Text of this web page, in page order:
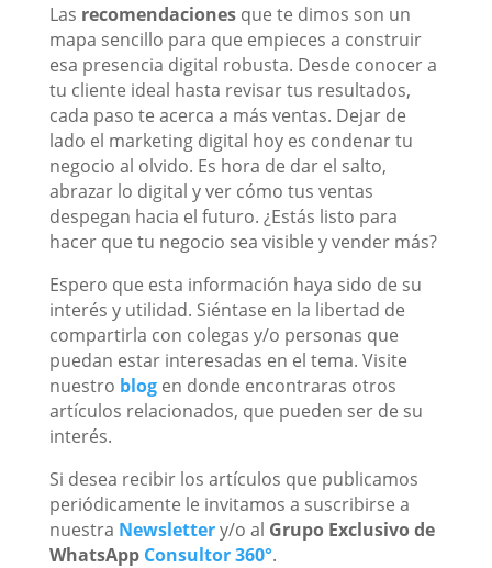
Las recomendacionesque te dimos son un
mapa sencillo para que empieces a construir
esa presencia digital robusta. Desde conocer a
tu cliente ideal hasta revisar tus resultados,
cada paso te acerca a más ventas. Dejar de
lado el marketing digital hoy es condenar tu
negocio al olvido. Es hora de dar el salto,
abrazar lo digital y ver cómo tus ventas
despegan hacia el futuro. ¿Estás listo para
hacer que tu negocio sea visible y vender más?
Espero que esta información haya sido de su
interés y utilidad. Siéntase en la libertad de
compartirla con colegas y/o personas que
puedan estar interesadas en el tema. Visite
nuestro blogen donde encontraras otros
artículos relacionados, que pueden ser de su
interés.
Si desea recibir los artículos que publicamos
periódicamente le invitamos a suscribirse a
nuestra Newslettery/o al Grupo Exclusivo de
WhatsApp Consultor 360°.